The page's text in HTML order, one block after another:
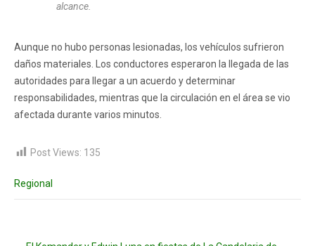
alcance.
Aunque no hubo personas lesionadas, los vehículos sufrieron
daños materiales. Los conductores esperaron la llegada de las
autoridades para llegar a un acuerdo y determinar
responsabilidades, mientras que la circulación en el área se vio
afectada durante varios minutos.
Post Views: 135
Regional